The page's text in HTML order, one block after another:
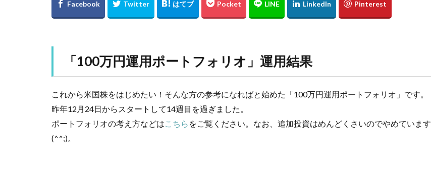
「100万円運用ポートフォリオ」 運用結果
これから米国株をはじめたい！そんな方の参考になればと始めた「100万円運用ポートフォリオ」です。
昨年12月24日からスタートして14週目を過ぎました。
ポートフォリオの考え方などは こちら をご覧ください。なお、追加投資はめんどくさいのでやめています
(^^;)。